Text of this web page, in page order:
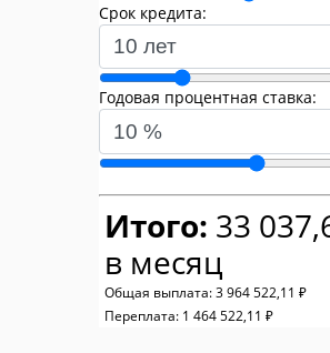
Срок кредита:
Годовая процентная ставка:
Итого: 33
в месяц
Общая выплата: 3 964 522,11 ₽
Переплата: 1 464 522,11 ₽